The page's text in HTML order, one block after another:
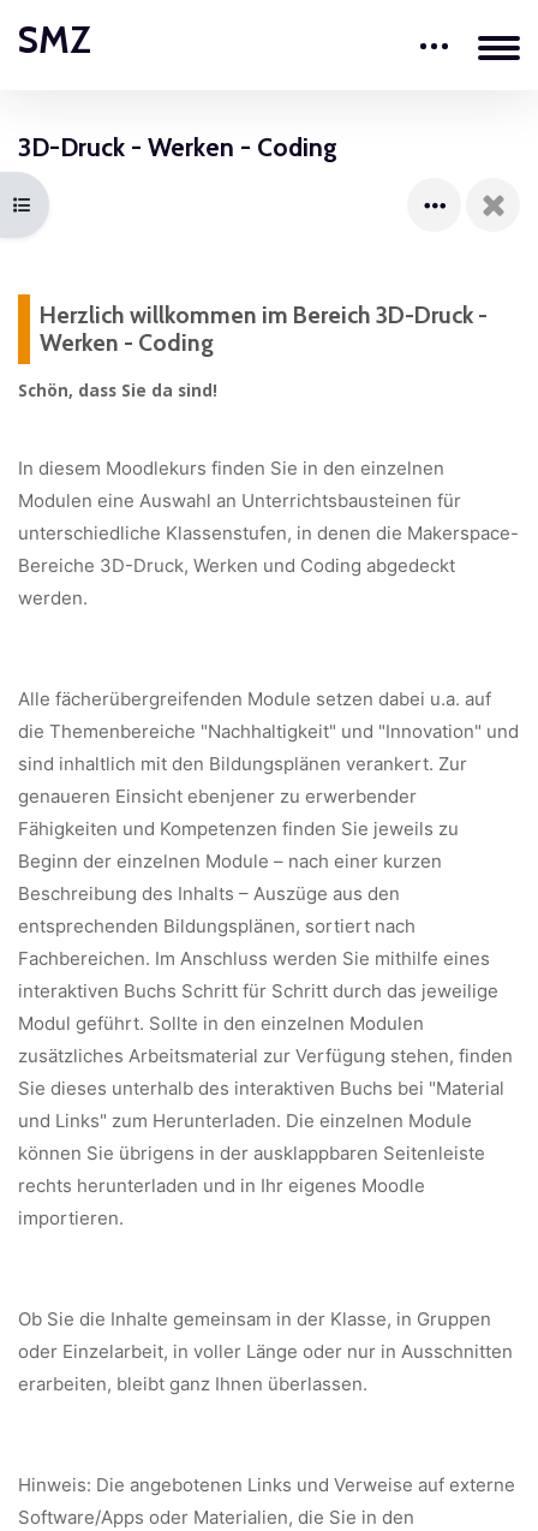
SMZ
Kursindex öffnen
3D-Druck - Werken - Coding
Blöcke
Herzlich willkommen im Bereich 3D-Druck -
Werken - Coding
Schön, dass Sie da sind!
In diesem Moodlekurs finden Sie in den einzelnen
Modulen eine Auswahl an Unterrichtsbausteinen für
unterschiedliche Klassenstufen, in denen die Makerspace-
Bereiche 3D-Druck, Werken und Coding abgedeckt
werden.
Alle fächerübergreifenden Module setzen dabei u.a. auf
die Themenbereiche "Nachhaltigkeit" und "Innovation" und
sind inhaltlich mit den Bildungsplänen verankert. Zur
genaueren Einsicht ebenjener zu erwerbender
Fähigkeiten und Kompetenzen finden Sie jeweils zu
Beginn der einzelnen Module – nach einer kurzen
Beschreibung des Inhalts – Auszüge aus den
entsprechenden Bildungsplänen, sortiert nach
Fachbereichen. Im Anschluss werden Sie mithilfe eines
interaktiven Buchs Schritt für Schritt durch das jeweilige
Modul geführt. Sollte in den einzelnen Modulen
zusätzliches Arbeitsmaterial zur Verfügung stehen, finden
Sie dieses unterhalb des interaktiven Buchs bei "Material
und Links" zum Herunterladen. Die einzelnen Module
können Sie übrigens in der ausklappbaren Seitenleiste
rechts herunterladen und in Ihr eigenes Moodle
importieren.
Ob Sie die Inhalte gemeinsam in der Klasse, in Gruppen
oder Einzelarbeit, in voller Länge oder nur in Ausschnitten
erarbeiten, bleibt ganz Ihnen überlassen.
Hinweis: Die angebotenen Links und Verweise auf externe
Software/Apps oder Materialien, die Sie in den